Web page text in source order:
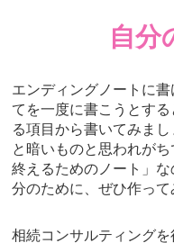
自分
エンディングノートに
てを一度に書こうとす
る項目から書いてみま
と暗いものと思われが
終えるためのノート」
分のために、ぜひ作って
相続コンサルティング